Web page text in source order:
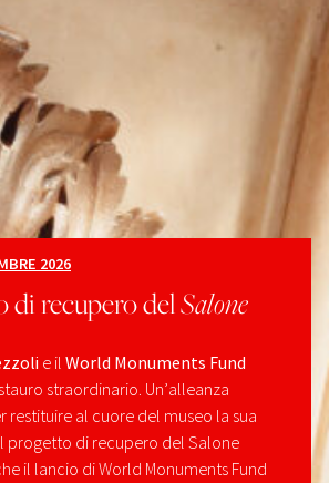
2026
di recupero delSalone
e il World Monuments Fund
straordinario. Un’alleanza
restituire al cuore del museo la sua
progetto di recupero del Salone
il lancio di World Monuments Fund